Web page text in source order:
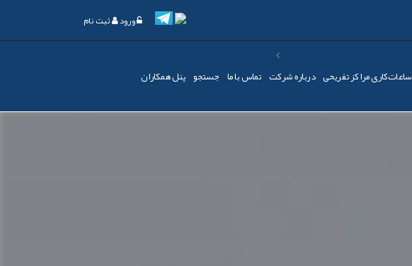
ورود ثبت نام
ساعات‌کاری مراکز تفریحی درباره شرکت تماس با ما جستجو پنل همکاران